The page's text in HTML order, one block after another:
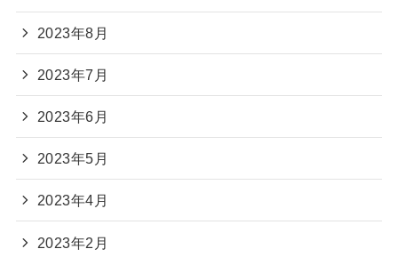
2023年8月
2023年7月
2023年6月
2023年5月
2023年4月
2023年2月